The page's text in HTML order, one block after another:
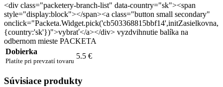
<div class="packetery-branch-list" data-country="sk"><span
style="display:block"></span><a class="button small secondary"
onclick="Packeta.Widget.pick('cb503368815bbf14',initZasielkovna,
{country:'sk'})">vybrať</a></div> vyzdvihnutie balíka na
odbernom mieste PACKETA
Dobierka
Platíte pri prevzatí tovaru
5.5 €
Súvisiace produkty